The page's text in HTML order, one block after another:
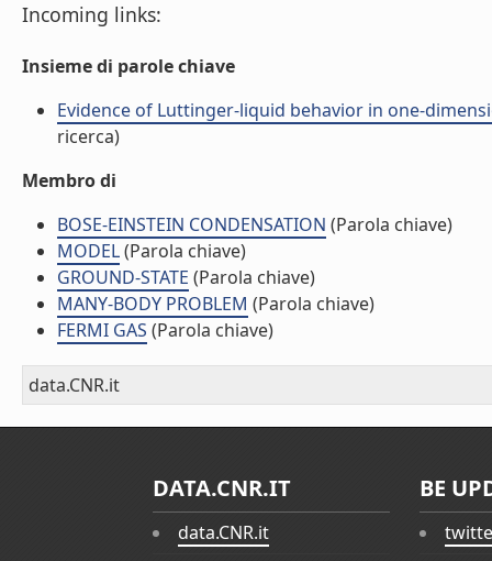
Incoming links:
Insieme di parole chiave
Evidence of Luttinger-liquid behavior in one-
ricerca)
Membro di
BOSE-EINSTEIN CONDENSATION (Parola chiave)
MODEL(Parola chiave)
GROUND-STATE (Parola chiave)
MANY-BODY PROBLEM (Parola chiave)
FERMI GAS (Parola chiave)
data.CNR.it
DATA.CNR.IT
data.CNR.it
BE